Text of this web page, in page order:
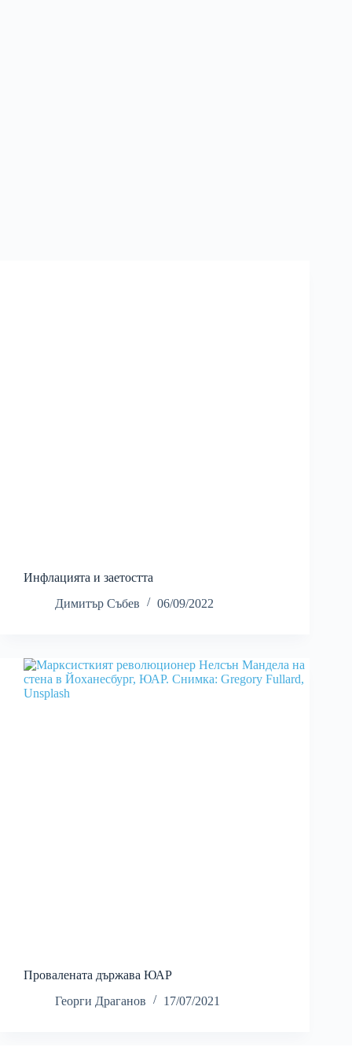
Инфлацията и заетостта
Димитър Събев
06/09/2022
Провалената държава ЮАР
Георги Драганов
17/07/2021